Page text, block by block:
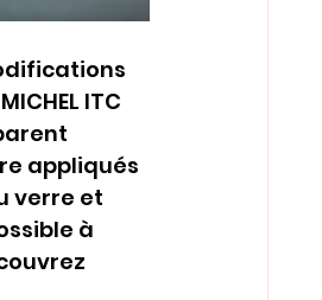
ITC
appliqués
verre et
à